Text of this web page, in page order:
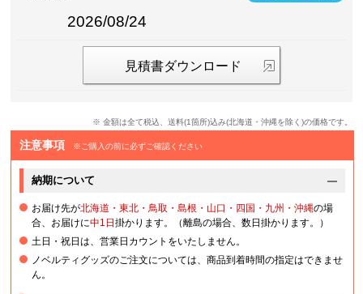
2026/08/24
見積書ダウンロード
※ 金額は全て税込、送料(1箇所)込み(北海道・沖縄を除く)の価格です。
注意事項 ※ご購入の前に必ずご確認ください
納期について
お届け先が北海道・東北・鳥取・島根・山口・四国・九州・沖縄の場
合、お届けに中1日掛かります。（離島の場合、数日掛かります。）
土日・祝日は、営業日カウントをいたしません。
ノベルティグッズのご注文については、商品到着時間の指定はできませ
ん。